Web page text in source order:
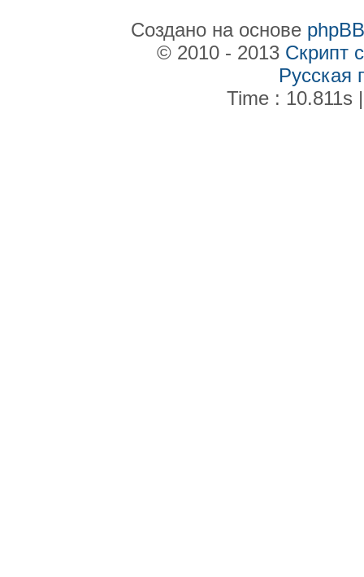
Создано на основе phpBB
© 2010 - 2013 Скрипт
Русская
Time : 10.811s